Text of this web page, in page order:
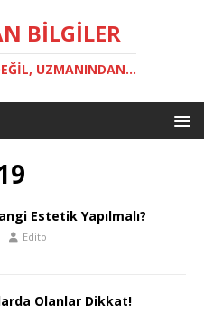
BILGILER
UZMANINDAN...
Estetik Yapılmalı?
Edito
Olanlar Dikkat!